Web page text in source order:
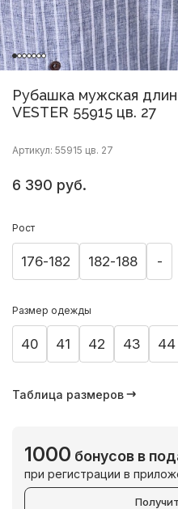
Рубашка мужская
VESTER 55915 цв. 27
Артикул: 55915 цв. 27
6 390 руб.
Рост
176-182 182-188 -
Размер одежды
40 41 42 43 44
Таблица размеров
1000 бонусов в
при регистрации в